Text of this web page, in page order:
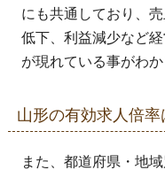
にも共通しており、
低下、利益減少など
が現れている事がわか
山形の有効求人倍率
また、都道府県・地